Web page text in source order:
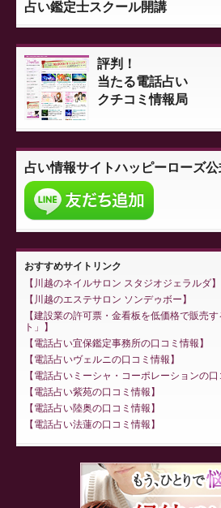
占い鑑定士スクール開講
評判！
当たる電話占い
クチコミ情報局
占い情報サイトハッピーローズ
おすすめサイトリンク
川越のネイルサロン スタジオジェラルダ
川越のエステサロン ソンデゥボー
建設業の許可票・金看板を低価格で販売
ト」
電話占い宜保鑑定事務所の口コミ情報
電話占いヴェルニの口コミ情報
電話占いミーシャ・コーポレーションの口
電話占い紫苑の口コミ情報
電話占い陸奥の口コミ情報
電話占い法蓮の口コミ情報